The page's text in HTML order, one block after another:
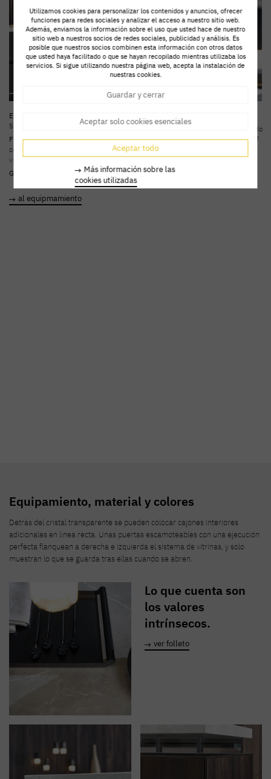
Encimera:
Storm Gris
Frentes:Roble ahumado negro,
cerámica enjuagar, marco negro +
vidrio transparente
Griferías:
Dornbracht
Sideboard con fresado
de segmento para tirador, Sillón Rolf
Benz, Pata de la mesa costados en
acrílico
al equipmamiento
Equipamiento, material y colores
Detrás del cristal transparente se pueden colocar cajones interiores
adicionales en línea recta. Unas puertas escamoteables con una ejecución
perfecta flanquean a derecha e izquierda el sistema de vitrinas, y solo
muestran lo que se guarda tras ellas cuando se abren.
Lo que cuenta son
los valores
intrínsecos.
ver folleto
Utilizamos cookies para personalizar los contenidos y anuncios, ofrecer
funciones para redes sociales y analizar el acceso a nuestro sitio web.
Además, enviamos la información sobre el uso que usted hace de nuestro
sitio web a nuestros socios de redes sociales, publicidad y análisis. Es
posible que nuestros socios combinen esta información con otros datos
que usted haya facilitado o que se hayan recopilado mientras utilizaba los
servicios. Si sigue utilizando nuestra página web, acepta la instalación de
nuestras cookies.
Guardar y cerrar
Aceptar solo cookies esenciales
Aceptar todo
Más información sobre las
cookies utilizadas